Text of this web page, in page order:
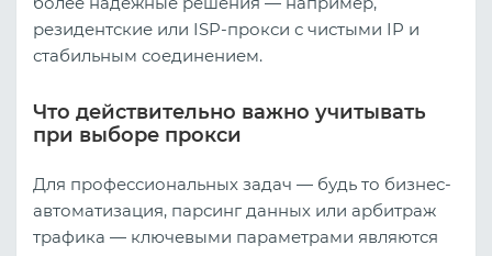
резидентские или ISP-прокси с чистыми IP и
стабильным соединением.
Что действительно важно учитывать
при выборе прокси
Для профессиональных задач — будь то бизнес-
автоматизация, парсинг данных или арбитраж
трафика — ключевыми параметрами являются